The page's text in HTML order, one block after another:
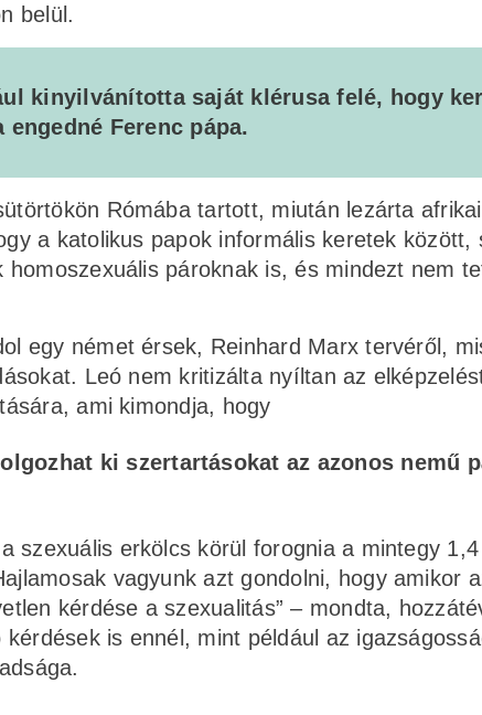
belül.
kinyilvánította saját klérusa felé, hogy
Ferenc pápa.
Rómába tartott, miután lezárta
a katolikus papok informális keretek között,
pároknak is, és mindezt nem
egy német érsek, Reinhard Marx tervéről,
Leó nem kritizálta nyíltan az
ami kimondja, hogy
ki szertartásokat az azonos nemű
szexuális erkölcs körül forognia a mintegy
vagyunk azt gondolni, hogy amikor
kérdése a szexualitás” – mondta,
is ennél, mint például az